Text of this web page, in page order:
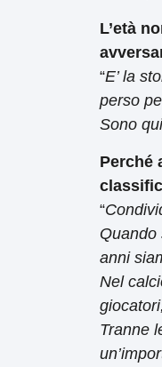
L’età
“E’ la
perso
Sono
Perché
“
Quando
anni
Nel
Tranne